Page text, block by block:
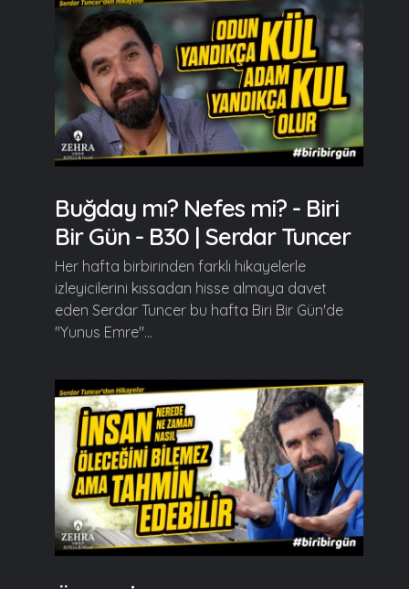
Buğday mı? Nefes mi? - Biri
Bir Gün - B30 | Serdar Tuncer
Her hafta birbirinden farklı hikayelerle
izleyicilerini kıssadan hisse almaya davet
eden Serdar Tuncer bu hafta Biri Bir Gün'de
"Yunus Emre"...